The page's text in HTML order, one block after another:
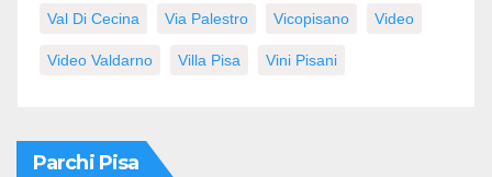
Val Di Cecina Via Palestro Vicopisano Video
Video Valdarno Villa Pisa Vini Pisani
Parchi Pisa